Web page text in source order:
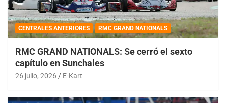
CENTRALES ANTERIORES RMC GRAND NATIONALS
RMC GRAND NATIONALS: Se cerró el sexto
capítulo en Sunchales
26 julio, 2026 E-Kart